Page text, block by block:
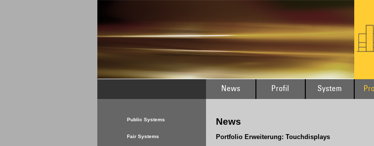
News
Portfolio Erweiterung: Touchdisplays
Public Systems
Fair Systems